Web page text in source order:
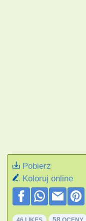
Pobierz
Koloruj online
58